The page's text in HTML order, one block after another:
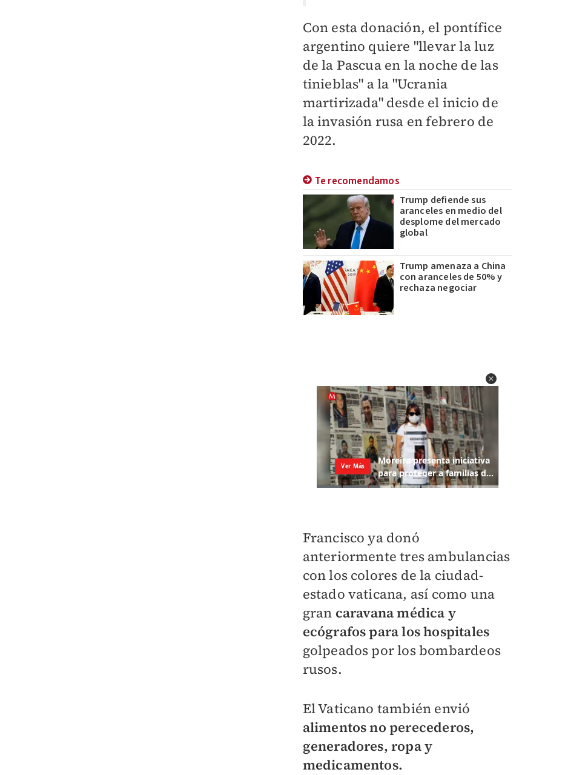
Con esta donación, el pontífice
argentino quiere "llevar la luz
de la Pascua en la noche de las
tinieblas" a la "Ucrania
martirizada" desde el inicio de
la invasión rusa en febrero de
2022.
Te recomendamos
Trump defiende sus
aranceles en medio del
desplome del mercado
global
Trump amenaza a China
con aranceles de 50% y
rechaza negociar
Francisco ya donó
anteriormente tres ambulancias
con los colores de la ciudad-
estado vaticana, así como una
gran caravana médica y
ecógrafos para los hospitales
golpeados por los bombardeos
rusos.
El Vaticano también envió
alimentos no perecederos,
generadores, ropa y
medicamentos.